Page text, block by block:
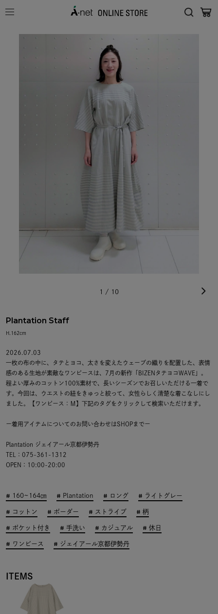
1 / 10
Plantation Staff
H.162cm
2026.07.03
一枚の布の中に、タテとヨコ、太さを変えたウェーブの織りを配置した、表情
感のある生地が素敵なワンピースは、7月の新作「BIZENタテヨコWAVE」。
程よい厚みのコットン100%素材で、長いシーズンでお召しいただける一着で
す。今回は、ウエストの紐をきゅっと絞って、女性らしく清楚な着こなしにし
ました。【ワンピース：Ｍ】下記のタグをクリックして検索いただけます。
ー着用アイテムについてのお問い合わせはSHOPまでー
Plantation ジェイアール京都伊勢丹
TEL：075-361-1312
OPEN：10:00-20:00
160~164㎝ Plantation ロング ライトグレー
コットン ボーダー ストライプ 柄
ポケット付き 手洗い カジュアル 休日
ワンピース ジェイアール京都伊勢丹
ITEMS